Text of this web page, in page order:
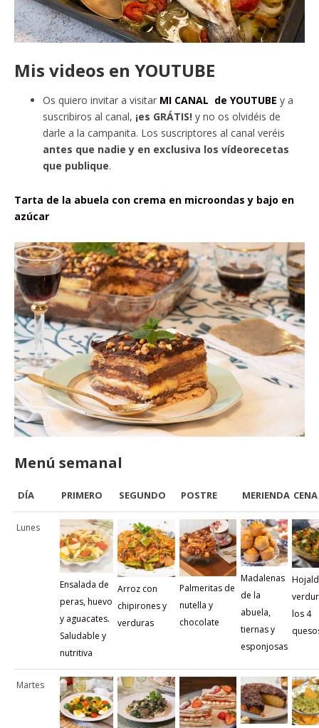
Mis videos en YOUTUBE
Os quiero invitar a visitar MI CANAL de YOUTUBE y a
suscribiros al canal, ¡es GRÁTIS! y no os olvidéis de
darle a la campanita. Los suscriptores al canal veréis
antes que nadie y en exclusiva los vídeorecetas
que publique.
Tarta de la abuela con crema en microondas y bajo en
azúcar
Menú semanal
DÍA PRIMERO SEGUNDO POSTRE MERIENDA CENA
Lunes
Ensalada de
peras, huevo
y aguacates.
Saludable y
nutritiva
Arroz con
chipirones y
verduras
Palmeritas de
nutella y
chocolate
Madalenas
de la
abuela,
tiernas y
esponjosas
los 4
Martes